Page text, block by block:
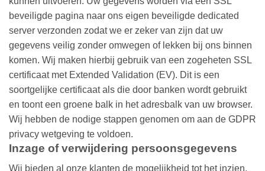
beveiligde pagina naar ons eigen beveiligde dedicated
server verzonden zodat we er zeker van zijn dat uw
gegevens veilig zonder omwegen of lekken bij ons binnen
komen. Wij maken hierbij gebruik van een zogeheten SSL
certificaat met Extended Validation (EV). Dit is een
soortgelijke certificaat als die door banken wordt gebruikt
en toont een groene balk in het adresbalk van uw browser.
Wij hebben de nodige stappen genomen om aan de GDPR
privacy wetgeving te voldoen.
Inzage of verwijdering persoonsgegevens
Wij bieden al onze klanten de mogelijkheid tot het inzien,